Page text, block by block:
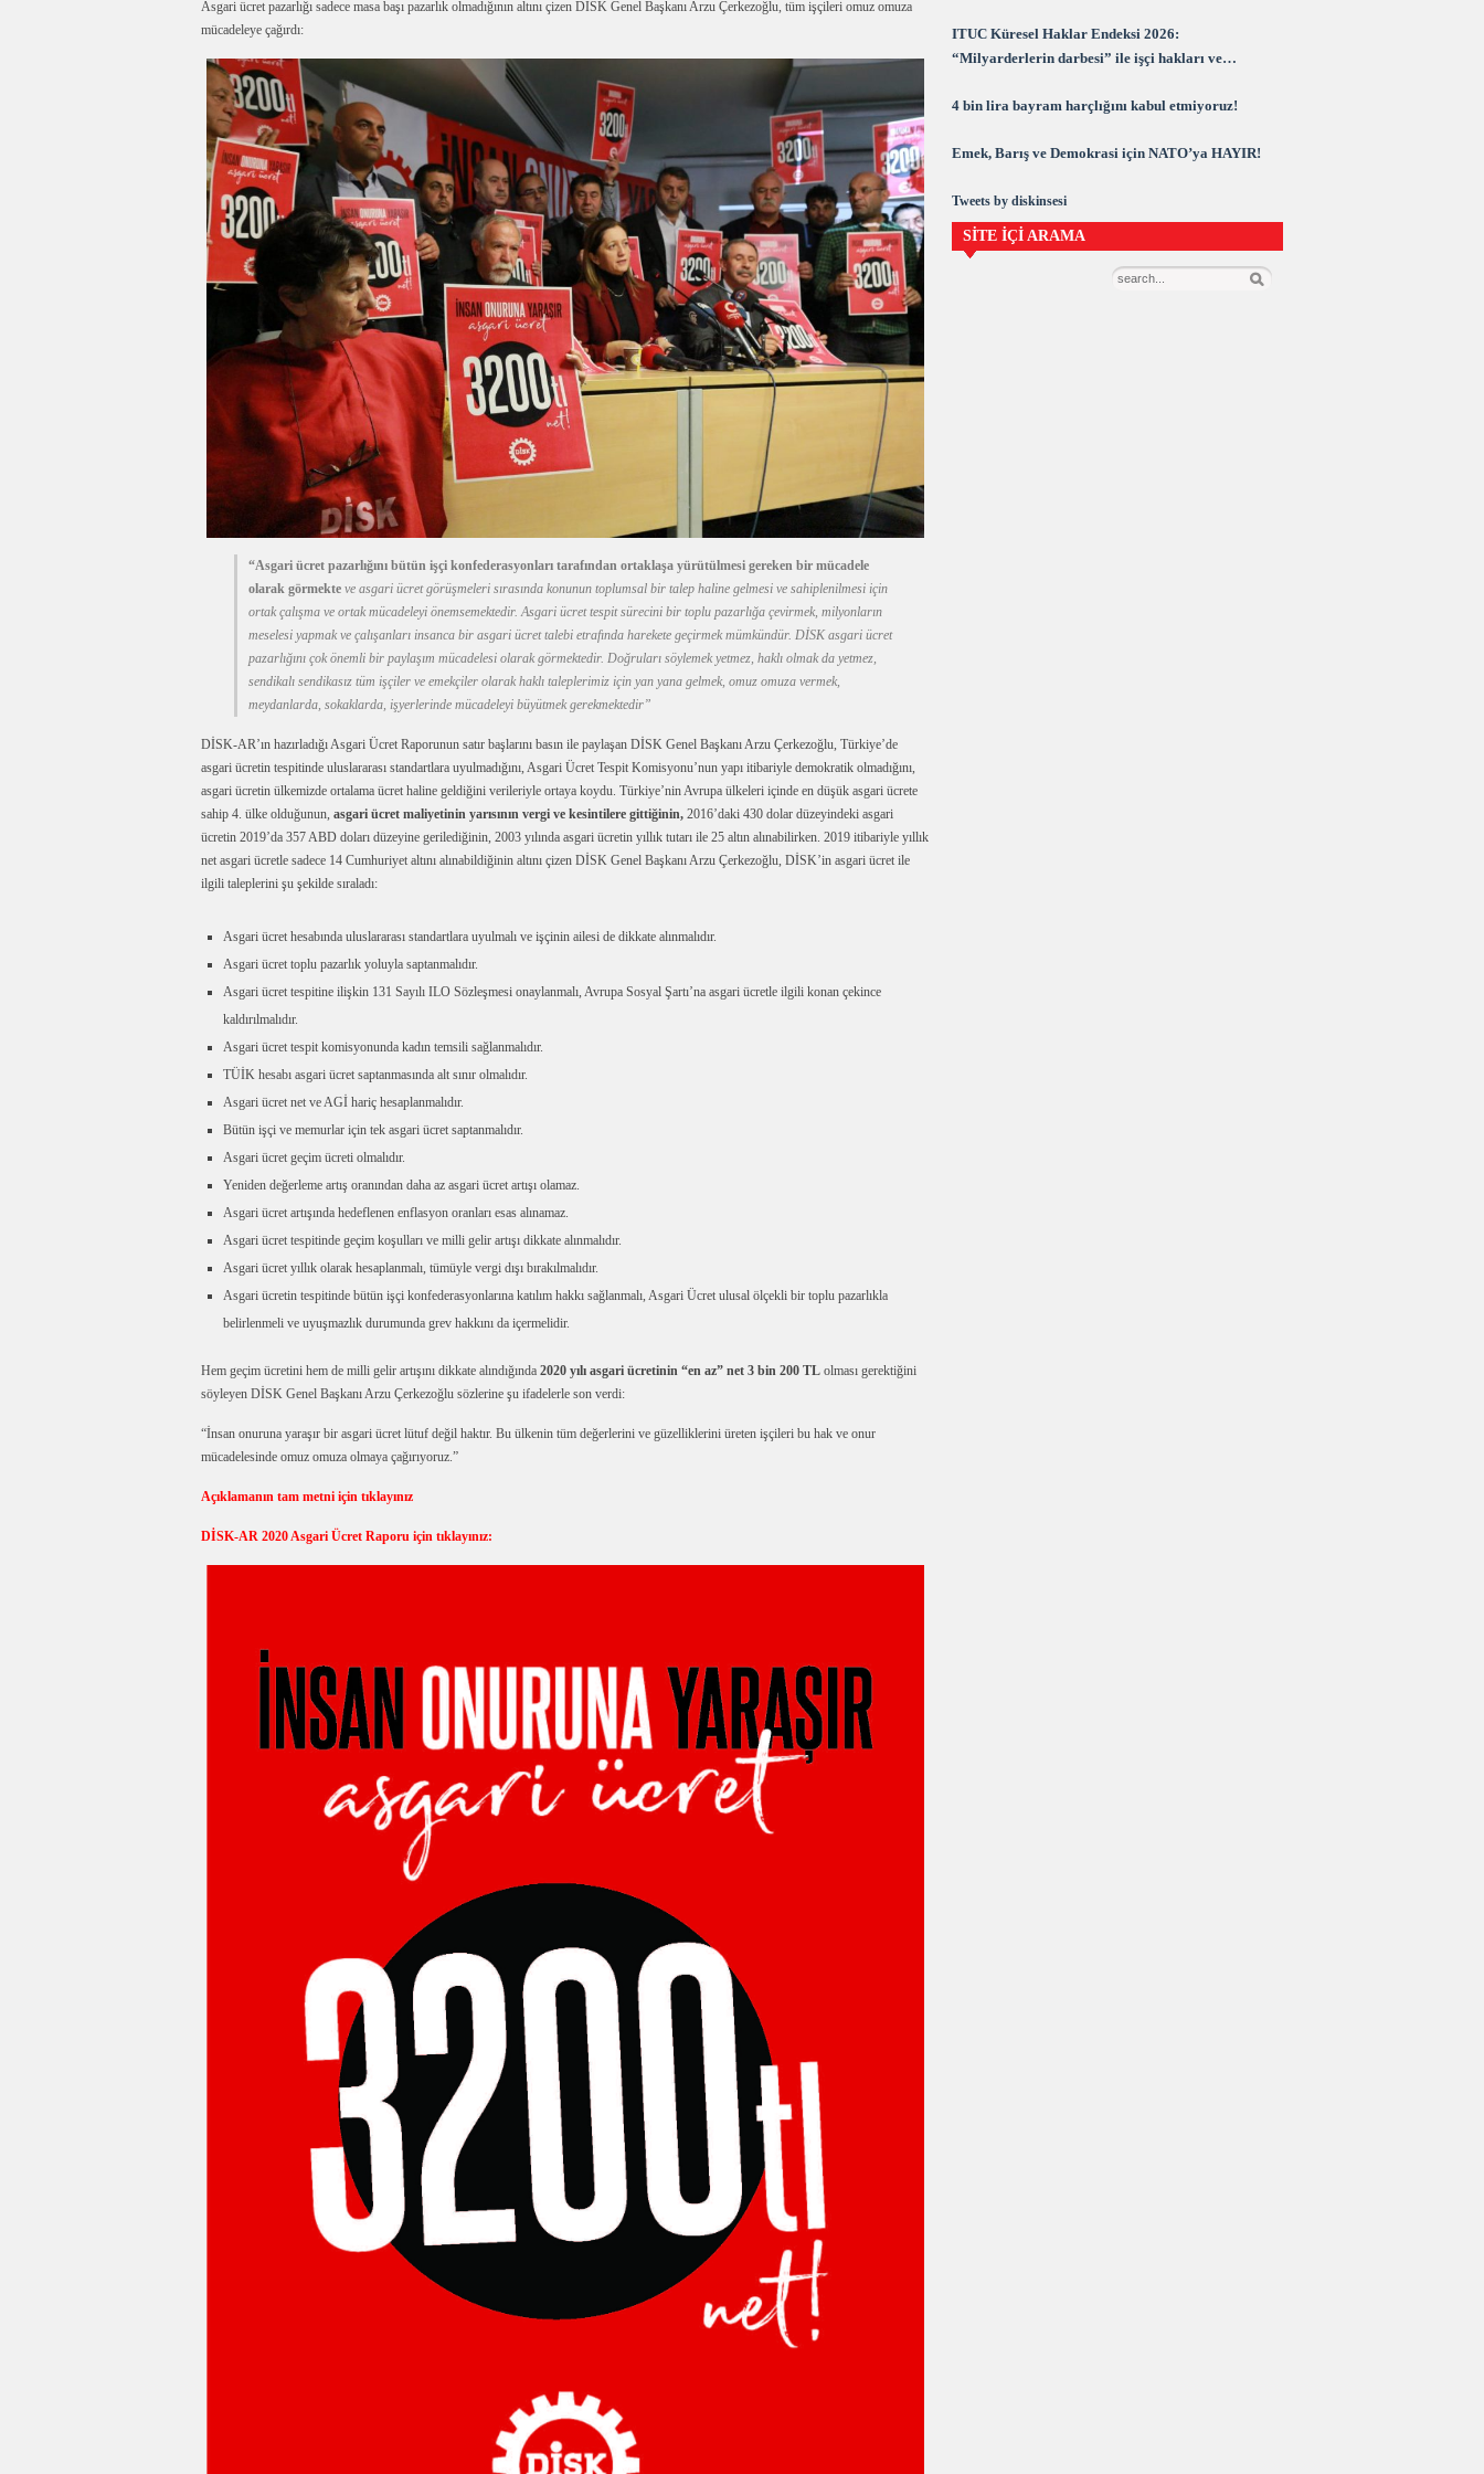
Asgari ücret pazarlığı sadece masa başı pazarlık olmadığının altını çizen DİSK Genel Başkanı Arzu Çerkezoğlu, tüm işçileri omuz omuza
mücadeleye çağırdı:
“Asgari ücret pazarlığını bütün işçi konfederasyonları tarafından ortaklaşa yürütülmesi gereken bir mücadele
olarak görmekte ve asgari ücret görüşmeleri sırasında konunun toplumsal bir talep haline gelmesi ve sahiplenilmesi için
ortak çalışma ve ortak mücadeleyi önemsemektedir. Asgari ücret tespit sürecini bir toplu pazarlığa çevirmek, milyonların
meselesi yapmak ve çalışanları insanca bir asgari ücret talebi etrafında harekete geçirmek mümkündür. DİSK asgari ücret
pazarlığını çok önemli bir paylaşım mücadelesi olarak görmektedir. Doğruları söylemek yetmez, haklı olmak da yetmez,
sendikalı sendikasız tüm işçiler ve emekçiler olarak haklı taleplerimiz için yan yana gelmek, omuz omuza vermek,
meydanlarda, sokaklarda, işyerlerinde mücadeleyi büyütmek gerekmektedir”
DİSK-AR’ın hazırladığı Asgari Ücret Raporunun satır başlarını basın ile paylaşan DİSK Genel Başkanı Arzu Çerkezoğlu, Türkiye’de
asgari ücretin tespitinde uluslararası standartlara uyulmadığını, Asgari Ücret Tespit Komisyonu’nun yapı itibariyle demokratik olmadığını,
asgari ücretin ülkemizde ortalama ücret haline geldiğini verileriyle ortaya koydu. Türkiye’nin Avrupa ülkeleri içinde en düşük asgari ücrete
sahip 4. ülke olduğunun, asgari ücret maliyetinin yarısının vergi ve kesintilere gittiğinin, 2016’daki 430 dolar düzeyindeki asgari
ücretin 2019’da 357 ABD doları düzeyine gerilediğinin, 2003 yılında asgari ücretin yıllık tutarı ile 25 altın alınabilirken. 2019 itibariyle yıllık
net asgari ücretle sadece 14 Cumhuriyet altını alınabildiğinin altını çizen DİSK Genel Başkanı Arzu Çerkezoğlu, DİSK’in asgari ücret ile
ilgili taleplerini şu şekilde sıraladı:
Asgari ücret hesabında uluslararası standartlara uyulmalı ve işçinin ailesi de dikkate alınmalıdır.
Asgari ücret toplu pazarlık yoluyla saptanmalıdır.
Asgari ücret tespitine ilişkin 131 Sayılı ILO Sözleşmesi onaylanmalı, Avrupa Sosyal Şartı’na asgari ücretle ilgili konan çekince
kaldırılmalıdır.
Asgari ücret tespit komisyonunda kadın temsili sağlanmalıdır.
TÜİK hesabı asgari ücret saptanmasında alt sınır olmalıdır.
Asgari ücret net ve AGİ hariç hesaplanmalıdır.
Bütün işçi ve memurlar için tek asgari ücret saptanmalıdır.
Asgari ücret geçim ücreti olmalıdır.
Yeniden değerleme artış oranından daha az asgari ücret artışı olamaz.
Asgari ücret artışında hedeflenen enflasyon oranları esas alınamaz.
Asgari ücret tespitinde geçim koşulları ve milli gelir artışı dikkate alınmalıdır.
Asgari ücret yıllık olarak hesaplanmalı, tümüyle vergi dışı bırakılmalıdır.
Asgari ücretin tespitinde bütün işçi konfederasyonlarına katılım hakkı sağlanmalı, Asgari Ücret ulusal ölçekli bir toplu pazarlıkla
belirlenmeli ve uyuşmazlık durumunda grev hakkını da içermelidir.
Hem geçim ücretini hem de milli gelir artışını dikkate alındığında 2020 yılı asgari ücretinin “en az” net 3 bin 200 TL olması gerektiğini
söyleyen DİSK Genel Başkanı Arzu Çerkezoğlu sözlerine şu ifadelerle son verdi:
“İnsan onuruna yaraşır bir asgari ücret lütuf değil haktır. Bu ülkenin tüm değerlerini ve güzelliklerini üreten işçileri bu hak ve onur
mücadelesinde omuz omuza olmaya çağırıyoruz.”
Açıklamanın tam metni için tıklayınız
DİSK-AR 2020 Asgari Ücret Raporu için tıklayınız:
ITUC Küresel Haklar Endeksi 2026:
“Milyarderlerin darbesi” ile işçi hakları ve
4 bin lira bayram harçlığını kabul etmiyoruz!
Emek, Barış ve Demokrasi için NATO’ya HAYIR!
Tweets by diskinsesi
SİTE İÇİ ARAMA